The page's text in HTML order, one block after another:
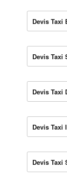
Devis Taxi
Devis Taxi
Devis Taxi
Devis Taxi
Devis Taxi